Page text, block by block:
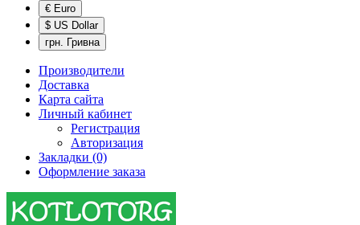
€ Euro
$ US Dollar
грн. Гривна
Производители
Доставка
Карта сайта
Личный кабинет
Регистрация
Авторизация
Закладки (0)
Оформление заказа